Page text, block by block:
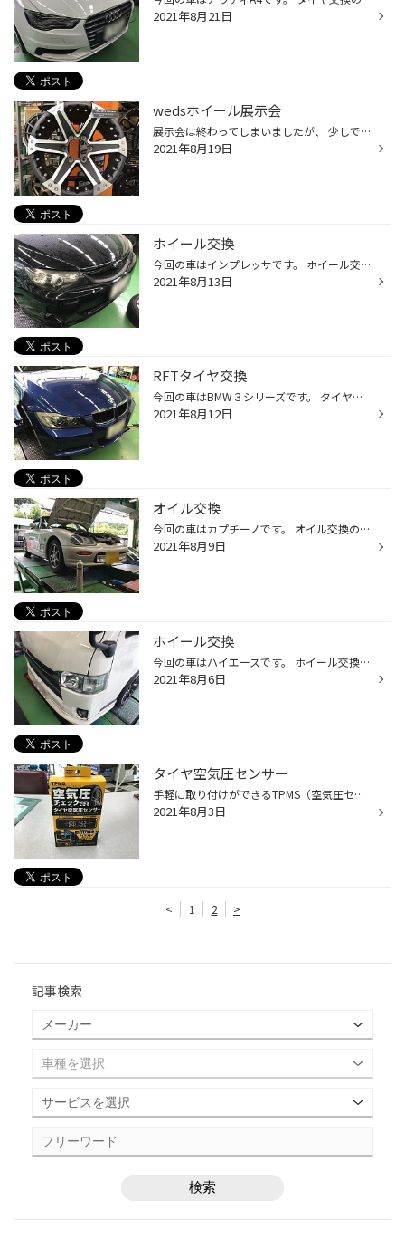
2021年8月21日
wedsホイール展示会
展示会は終わってしまいましたが、 少しでもお客様のイメージにお手伝いができたでしょうか？ wedsさんお手伝いいただきありがとうございましたm(_ _)m 各メーカーによって作りへのこだわりが違うのよくわかりました。 こんなにじっくり見れると楽しいです。 ありがとうございましたm(_ _)m
2021年8月19日
ホイール交換
今回の車はインプレッサです。 ホイール交換のご依頼をいただきました。 ありがとうございますm(_ _)m ホイールはENKEIのPF09です。 よりスポーティーになりました！ ホイールを変えるとガラッと印象が変わります！イイ感じです！ お買い上げありがとうございましたm(_ _)m
2021年8月13日
RFTタイヤ交換
今回の車はBMW３シリーズです。 タイヤ交換のご依頼をいただきました。 ありがとうございますm(_ _)m タイヤはポテンザS001RFTです。 キッチリ交換させていただきました。 雨にも強いRFTスポーツタイヤになります。力強く走れそうです！ お買い上げありがとうございましたm(_ _)m
2021年8月12日
オイル交換
今回の車はカプチーノです。 オイル交換のご依頼をいただきました。 ありがとうございますm(_ _)m オイルはモービル１ 5W30です。 イイですね！軽スポーツカー！ キッチリ交換させていただきました！ お買い上げありがとうございましたm(_ _)m
2021年8月9日
ホイール交換
今回の車はハイエースです。 ホイール交換のご依頼をいただきました。 ありがとうございますm(_ _)m 今まではいていただいたホイールです。 そして、今回のホイールはRAYS gram LIGHTS 57Trans-Xです。 イメージチェンジです。 スポーティーになりました。イイ感じです。 お買い上げありがとうござ...
2021年8月6日
タイヤ空気圧センサー
手軽に取り付けができるTPMS（空気圧センサー）を入荷いたしました。 バルブに付けるキャップのかわりにセンサーをつけます。 センサーもだいぶ小っちゃくなったので、 あまり気にならない感じです。 電源もUSB電源なので簡単です。 取付て少し走り出すと空気圧・温度が表示されます。 いろいろ便利...
2021年8月3日
< 1 2 >
記事検索